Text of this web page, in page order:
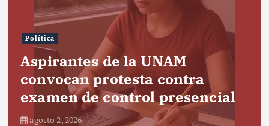
Política
Aspirantes de la UNAM
convocan protesta contra
examen de control presencial
agosto 2, 2026